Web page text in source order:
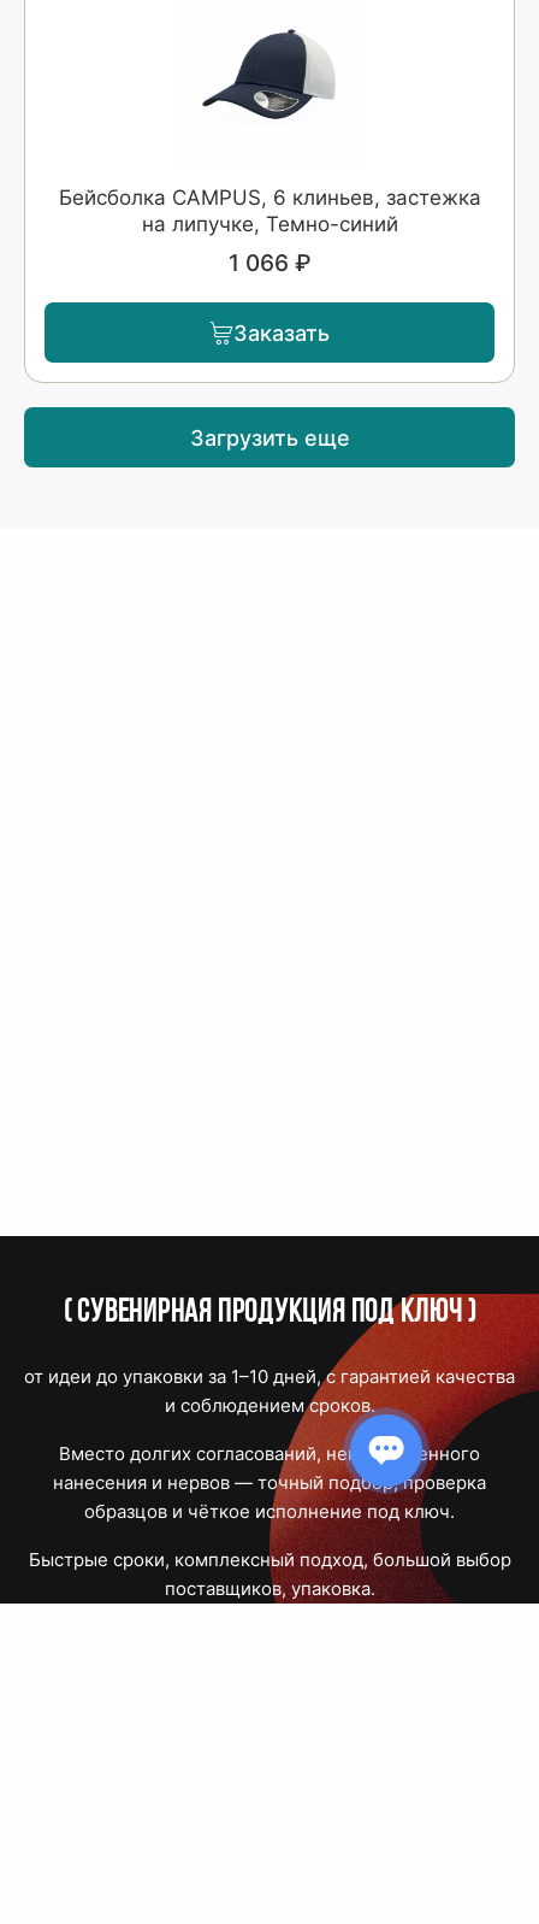
Бейсболка CAMPUS, 6 клиньев, застежка
на липучке, Темно-синий
1 066 ₽
Заказать
Загрузить еще
(Сувенирная продукция под ключ)
от идеи до упаковки за 1–10 дней, с гарантией качества
и соблюдением сроков.
Вместо долгих согласований, некачественного
нанесения и нервов — точный подбор, проверка
образцов и чёткое исполнение под ключ.
Быстрые сроки, комплексный подход, большой выбор
поставщиков, упаковка.